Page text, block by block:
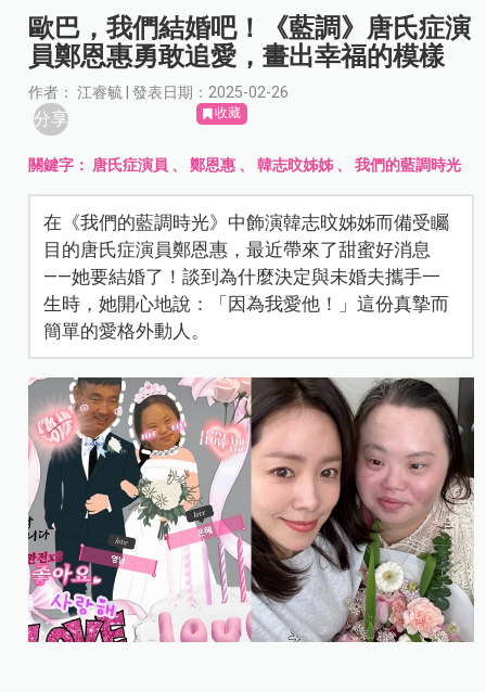
歐巴，我們結婚吧！《藍調》唐氏症演
員鄭恩惠勇敢追愛，畫出幸福的模樣
作者： 江睿毓 | 發表日期：2025-02-26
分享 收藏
關鍵字： 唐氏症演員 、鄭恩惠 、韓志旼姊姊 、我們的藍調時光
在《我們的藍調時光》中飾演韓志旼姊姊而備受矚
目的唐氏症演員鄭恩惠，最近帶來了甜蜜好消息
——她要結婚了！談到為什麼決定與未婚夫攜手一
生時，她開心地說：「因為我愛他！」這份真摯而
簡單的愛格外動人。